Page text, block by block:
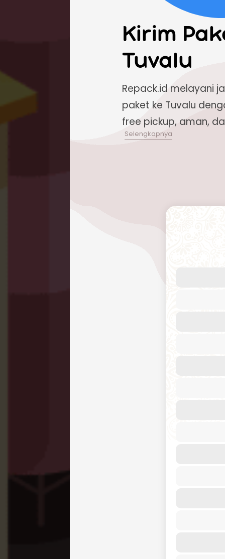
Kirim
Tuvalu
Repack.id melayani
paket ke Tuvalu
free pickup, aman,
pengalaman bertahun-tahun
internasional, kami
dapat diandalkan ke Tuvalu
Cara Kirim Paket ke
Repack.id. Kami fokus pada
pelanggan. Pengiriman udara
Barang bernilai tinggi yang
Dengan estimasi waktu
Repack.id solusi terbaik untuk
Tuvalu yang kompetitif dan
Di atas 100 kg: mulai dari Rp